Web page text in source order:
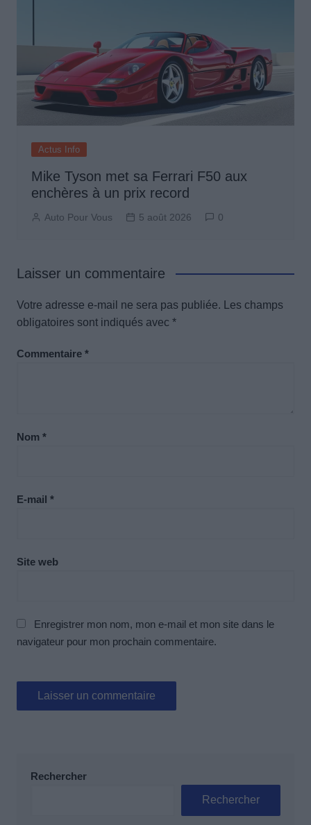
Actus Info
Mike Tyson met sa Ferrari F50 aux
enchères à un prix record
Auto Pour Vous 5 août 2026 0
Laisser un commentaire
Votre adresse e-mail ne sera pas publiée.
Les champs
obligatoires sont indiqués avec *
Commentaire *
Nom *
E-mail *
Site web
Enregistrer mon nom, mon e-mail et mon site dans le
navigateur pour mon prochain commentaire.
Rechercher
Rechercher